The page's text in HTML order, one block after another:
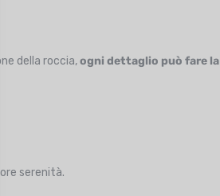
della roccia,ogni dettaglio può fare la
serenità.